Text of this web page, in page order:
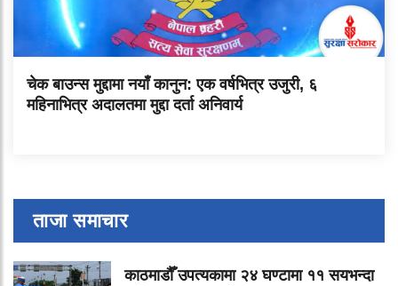
चेक बाउन्स मुद्दामा नयाँ कानुन: एक वर्षभित्र उजुरी, ६
महिनाभित्र अदालतमा मुद्दा दर्ता अनिवार्य
ताजा समाचार
काठमाडौँ उपत्यकामा २४ घण्टामा ११ सयभन्दा